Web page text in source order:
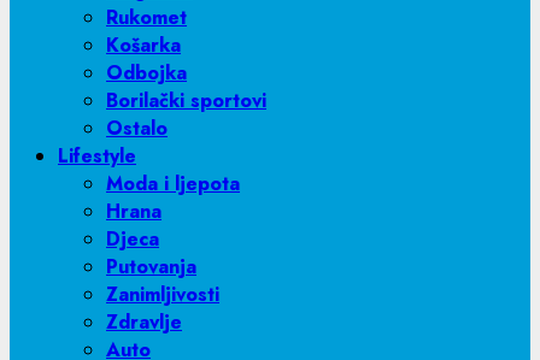
Rukomet
Košarka
Odbojka
Borilački sportovi
Ostalo
Lifestyle
Moda i ljepota
Hrana
Djeca
Putovanja
Zanimljivosti
Zdravlje
Auto